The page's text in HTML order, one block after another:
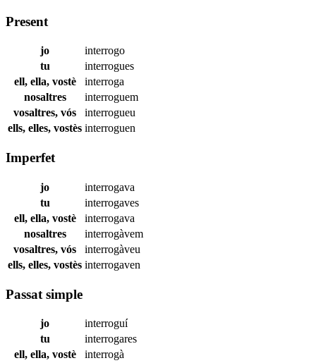
Present
jo
interrogo
tu
interrogues
ell, ella, vostè
interroga
nosaltres
interroguem
vosaltres, vós
interrogueu
ells, elles, vostès interroguen
Imperfet
jo
interrogava
tu
interrogaves
ell, ella, vostè
interrogava
nosaltres
interrogàvem
vosaltres, vós
interrogàveu
ells, elles, vostès interrogaven
Passat simple
jo
interroguí
tu
interrogares
ell, ella, vostè
interrogà